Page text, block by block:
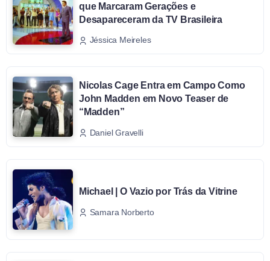
que Marcaram Gerações e
Desapareceram da TV Brasileira
Jéssica Meireles
Nicolas Cage Entra em Campo Como
John Madden em Novo Teaser de
“Madden”
Daniel Gravelli
Michael | O Vazio por Trás da Vitrine
Samara Norberto